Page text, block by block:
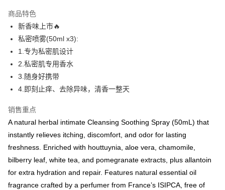
运送方式
国家/地区配送
商品特色
新香味上市🔥
私密喷雾(50ml x3):
1.专为私密肌设计
2.私密肌专用香水
3.随身好携带
4.即刻止痒、去除异味，清香一整天
销售重点
A natural herbal intimate Cleansing Soothing Spray (50mL) that
instantly relieves itching, discomfort, and odor for lasting
freshness. Enriched with houttuynia, aloe vera, chamomile,
bilberry leaf, white tea, and pomegranate extracts, plus allantoin
for extra hydration and repair. Features natural essential oil
fragrance crafted by a perfumer from France’s ISIPCA, free of